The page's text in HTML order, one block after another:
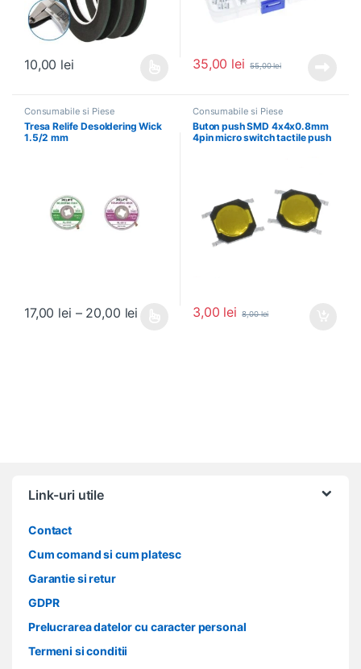
10,00 lei
Acest produs are mai multe variații. Opțiunile pot fi alese în
35,00 lei 55,00lei
Consumabile si Piese
Tresa Relife Desoldering Wick
1.5/2 mm
17,00 lei – 20,00 lei Interval de prețuri: 17,00 lei până la
Acest produs are mai multe variații. Opțiunile pot fi alese în
Consumabile si Piese
Buton push SMD 4x4x0.8mm
4pin micro switch tactile push
3,00 lei 8,00lei
Link-uri utile
Contact
Cum comand si cum platesc
Garantie si retur
GDPR
Prelucrarea datelor cu caracter personal
Termeni si conditii